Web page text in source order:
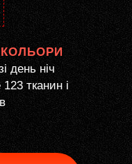
КОЛЬОРИ
день ніч
тканин і